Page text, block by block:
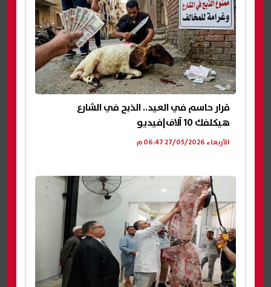
قرار حاسم في العيد.. الذبح في الشارع
هيكلفك 10 آلاف|فيديو
الأربعاء 27/05/2026 06:47 م